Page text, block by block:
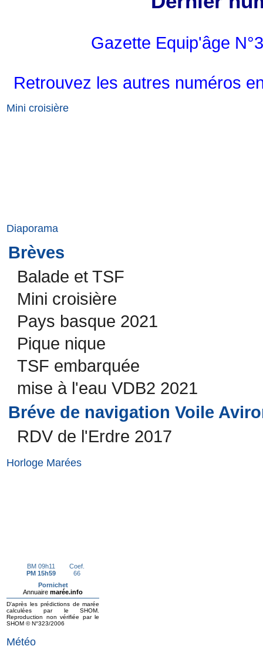
Gazette Equip'âge
Retrouvez les autres numéros
Mini croisière
Diaporama
Brèves
Balade et TSF
Mini croisière
Pays basque 2021
Pique nique
TSF embarquée
mise à l'eau VDB2 2021
Bréve de navigation Voile
RDV de l'Erdre 2017
Horloge Marées
Météo